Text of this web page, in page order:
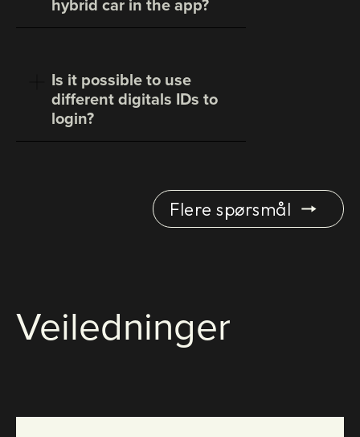
hybrid car in the app?
Is it possible to use
different digitals IDs to
login?
Flere spørsmål
Veiledninger